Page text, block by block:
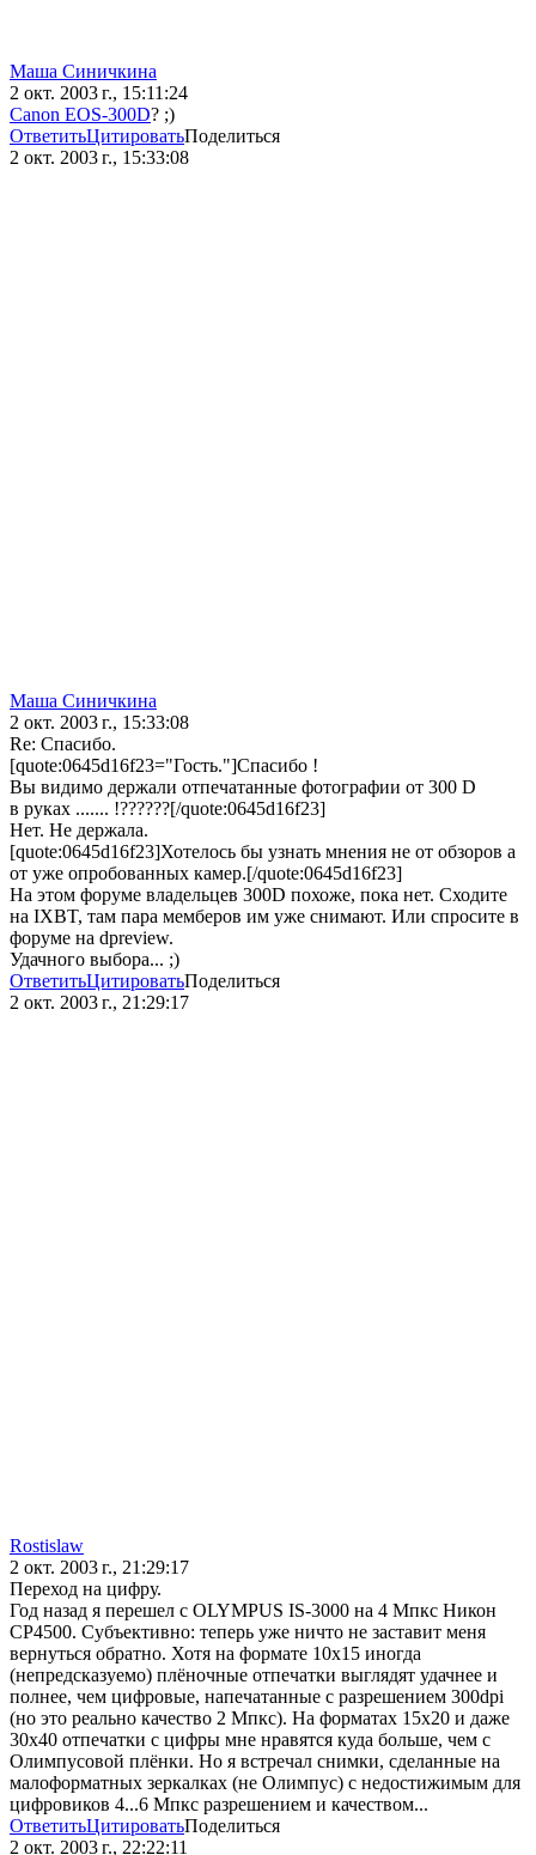
Маша Синичкина
2 окт. 2003 г., 15:11:24
Canon EOS-300D? ;)
ОтветитьЦитироватьПоделиться
2 окт. 2003 г., 15:33:08
Маша Синичкина
2 окт. 2003 г., 15:33:08
Re: Спасибо.
[quote:0645d16f23="Гость."]Спасибо !
Вы видимо держали отпечатанные фотографии от 300 D
в руках ....... !??????[/quote:0645d16f23]
Нет. Не держала.
[quote:0645d16f23]Хотелось бы узнать мнения не от обзоров а
от уже опробованных камер.[/quote:0645d16f23]
На этом форуме владельцев 300D похоже, пока нет. Сходите
на IXBT, там пара мемберов им уже снимают. Или спросите в
форуме на dpreview.
Удачного выбора... ;)
ОтветитьЦитироватьПоделиться
2 окт. 2003 г., 21:29:17
Rostislaw
2 окт. 2003 г., 21:29:17
Переход на цифру.
Год назад я перешел с OLYMPUS IS-3000 на 4 Мпкс Никон
СР4500. Субъективно: теперь уже ничто не заставит меня
вернуться обратно. Хотя на формате 10х15 иногда
(непредсказуемо) плёночные отпечатки выглядят удачнее и
полнее, чем цифровые, напечатанные с разрешением 300dpi
(но это реально качество 2 Мпкс). На форматах 15х20 и даже
30х40 отпечатки с цифры мне нравятся куда больше, чем с
Олимпусовой плёнки. Но я встречал снимки, сделанные на
малоформатных зеркалках (не Олимпус) с недостижимым для
цифровиков 4...6 Мпкс разрешением и качеством...
ОтветитьЦитироватьПоделиться
2 окт. 2003 г., 22:22:11